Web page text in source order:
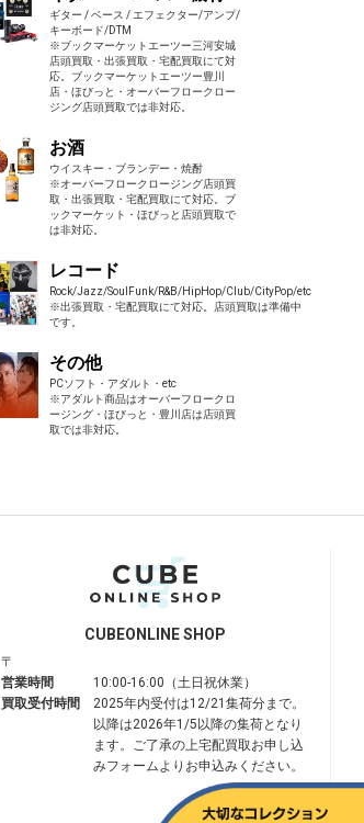
ギター / ベース / エフェクター/アンプ/
キーボード/DTM
※ブックマーケットエーツー三河安城
店頭買取・出張買取・宅配買取にて対
応。ブックマーケットエーツー豊川
店・ほびっと・オーバーフロークロー
ジング店頭買取では非対応。
お酒
ウイスキー・ブランデー・焼酎
※オーバーフロークロージング店頭買
取・出張買取・宅配買取にて対応。ブ
ックマーケット・ほびっと店頭買取で
は非対応。
レコード
Rock/Jazz/SoulFunk/R&B/HipHop/Club/CityPop/etc
※出張買取・宅配買取にて対応。店頭買取は準備中
です。
その他
PCソフト・アダルト・etc
※アダルト商品はオーバーフロークロ
ージング・ほびっと・豊川店は店頭買
取では非対応。
CUBEONLINE SHOP
〒
営業時間
10:00-16:00（土日祝休業）
買取受付時間
2025年内受付は12/21集荷分まで。
以降は2026年1/5以降の集荷となり
ます。ご了承の上宅配買取お申し込
みフォームよりお申込みください。